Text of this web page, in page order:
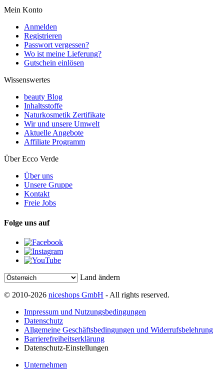
Mein Konto
Anmelden
Registrieren
Passwort vergessen?
Wo ist meine Lieferung?
Gutschein einlösen
Wissenswertes
beauty Blog
Inhaltsstoffe
Naturkosmetik Zertifikate
Wir und unsere Umwelt
Aktuelle Angebote
Affiliate Programm
Über Ecco Verde
Über uns
Unsere Gruppe
Kontakt
Freie Jobs
Folge uns auf
Land ändern
© 2010-2026 niceshops GmbH - All rights reserved.
Impressum und Nutzungsbedingungen
Datenschutz
Allgemeine Geschäftsbedingungen und Widerrufsbelehrung
Barrierefreiheitserklärung
Datenschutz-Einstellungen
Unternehmen